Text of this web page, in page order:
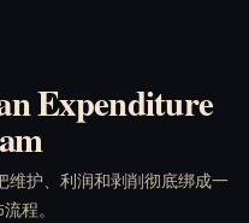
Expenditure
维护、利润和剥削彻底绑成一
程。